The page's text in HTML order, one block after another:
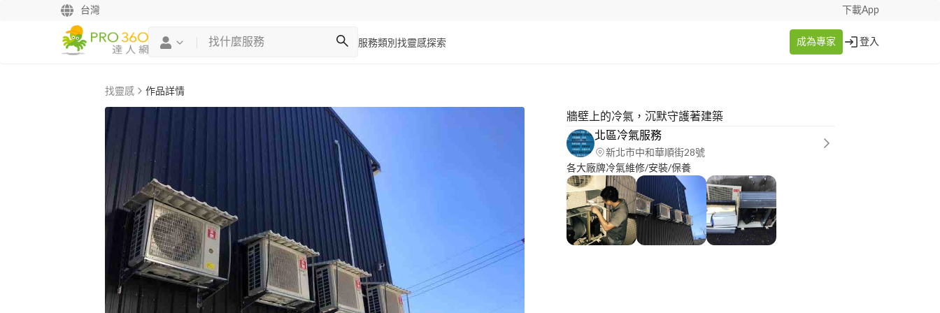
台灣 下載App
服務類別 找靈感探索 成為專家 登入
找靈感 作品詳情
牆壁上的冷氣，沉默守護著建築
北區冷氣服務
新北市中和華順街28號
各大廠牌冷氣維修/安裝/保養